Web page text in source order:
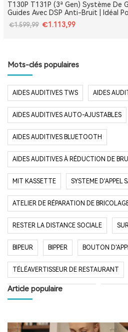
T130P T131P (3ª Gen) Système De
Guides Avec DSP Anti-Bruit | Idéal
Eiffel, Le Louvre, Versailles Et Les
€1.599,99 €1.113,99
Mots-clés populaires
AIDES AUDITIVES TWS AIDES
AIDES AUDITIVES AUTO-AJUSTABLES
AIDES AUDITIVES BLUETOOTH
AIDES AUDITIVES À RÉDUCTION DE
MIT KASSETTE SYSTEME D'APPEL
ATELIER DE RÉPARATION DE
RESTER LA DISTANCE SOCIALE
BIPEUR BIPPER BOUTON
TÉLÉAVERTISSEUR DE RESTAURANT
SYSTÈME D'APPEL SANS FIL
Article populaire